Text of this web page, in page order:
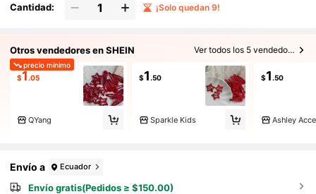
Cantidad: ¡Solo quedan 9!
Otros vendedores en SHEIN Ver todos los 5 vendedores
precio mínimo
$1 .05
QYang
$1 .50
Sparkle Kids
$1 .50
Ashley
Envío a Ecuador
Envío gratis(Pedidos ≥ $150.00)